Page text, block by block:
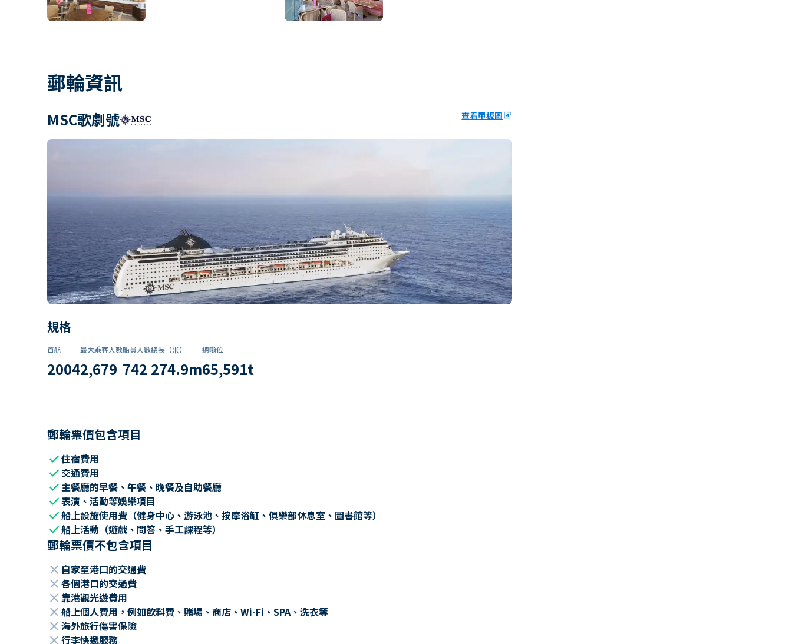
郵輪資訊
MSC歌劇號 查看甲板圖ungroup
規格
首航
2004
最大乘客人數
2,679
船員人數
742
總長（米）
274.9m
總噸位
65,591t
郵輪票價包含項目
check住宿費用
check 交通費用
check主餐廳的早餐、午餐、晚餐及自助餐廳
check表演、活動等娛樂項目
check船上設施使用費（健身中心、游泳池、按摩浴缸、俱樂部休息室、圖書館等）
check船上活動（遊戲、問答、手工課程等）
郵輪票價不包含項目
close 自家至港口的交通費
close 各個港口的交通費
close 靠港觀光遊費用
close 船上個人費用，例如飲料費、賭場、商店、Wi-Fi、SPA、洗衣等
close 海外旅行傷害保險
close 行李快遞服務